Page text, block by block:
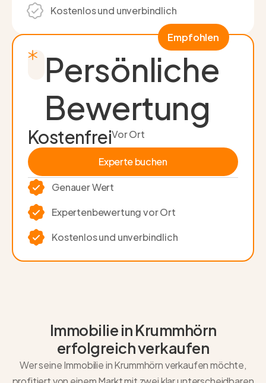
Kostenlos und unverbindlich
Persönliche
Bewertung
KostenfreiVor Ort
Experte buchen
Genauer Wert
Experten­bewertung vor Ort
Kostenlos und unverbindlich
Empfohlen
Immobilie in Krummhörn
erfolgreich verkaufen
Wer seine Immobilie in Krummhörn verkaufen möchte,